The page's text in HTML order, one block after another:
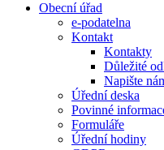
Obecní úřad
e-podatelna
Kontakt
Kontakty
Důležité
Napište
Úřední deska
Povinné
Formuláře
Úřední hodiny